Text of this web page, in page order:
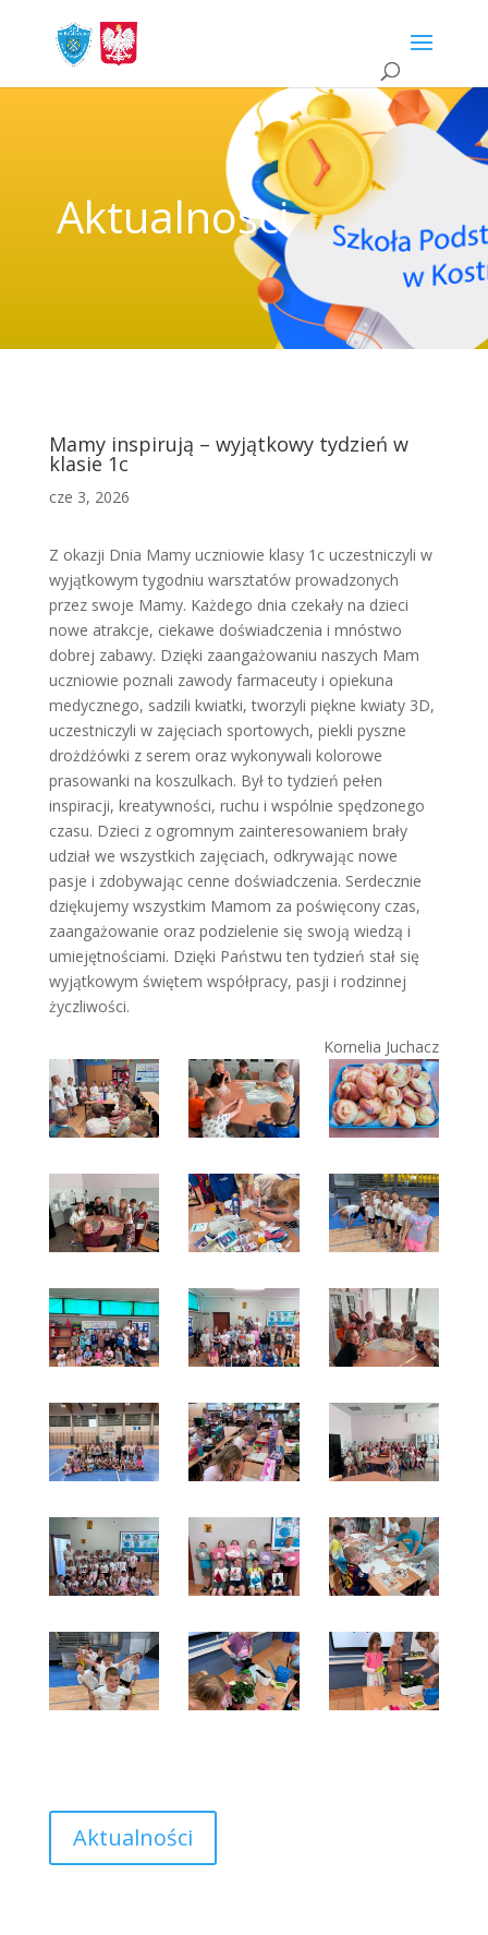
Aktualności
Mamy inspirują – wyjątkowy tydzień w
klasie 1c
cze 3, 2026
Z okazji Dnia Mamy uczniowie klasy 1c uczestniczyli w
wyjątkowym tygodniu warsztatów prowadzonych
przez swoje Mamy. Każdego dnia czekały na dzieci
nowe atrakcje, ciekawe doświadczenia i mnóstwo
dobrej zabawy. Dzięki zaangażowaniu naszych Mam
uczniowie poznali zawody farmaceuty i opiekuna
medycznego, sadzili kwiatki, tworzyli piękne kwiaty 3D,
uczestniczyli w zajęciach sportowych, piekli pyszne
drożdżówki z serem oraz wykonywali kolorowe
prasowanki na koszulkach. Był to tydzień pełen
inspiracji, kreatywności, ruchu i wspólnie spędzonego
czasu. Dzieci z ogromnym zainteresowaniem brały
udział we wszystkich zajęciach, odkrywając nowe
pasje i zdobywając cenne doświadczenia. Serdecznie
dziękujemy wszystkim Mamom za poświęcony czas,
zaangażowanie oraz podzielenie się swoją wiedzą i
umiejętnościami. Dzięki Państwu ten tydzień stał się
wyjątkowym świętem współpracy, pasji i rodzinnej
życzliwości.
Kornelia Juchacz
Aktualności